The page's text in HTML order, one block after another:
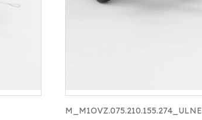
M_M1OVZ.075.210.155.274_ULNE